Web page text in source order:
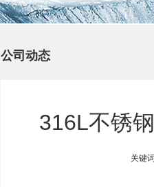
公司动态
316L不锈
关键